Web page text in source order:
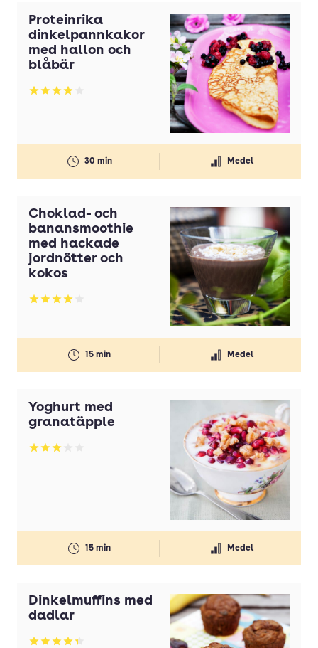
Proteinrika
dinkelpannkakor
med hallon och
blåbär
Betyg: 3.95 av 5
30 min Medel
Choklad- och
banansmoothie
med hackade
jordnötter och
kokos
Betyg: 4 av 5
15 min Medel
Yoghurt med
granatäpple
Betyg: 3 av 5
15 min Medel
Dinkelmuffins med
dadlar